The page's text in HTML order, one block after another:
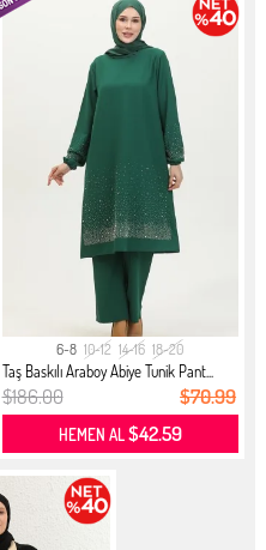
6-8 10-12 14-16 18-20
Taş Baskılı Araboy Abiye Tunik Pant...
$186.00 $70.99
HEMEN AL$42.59